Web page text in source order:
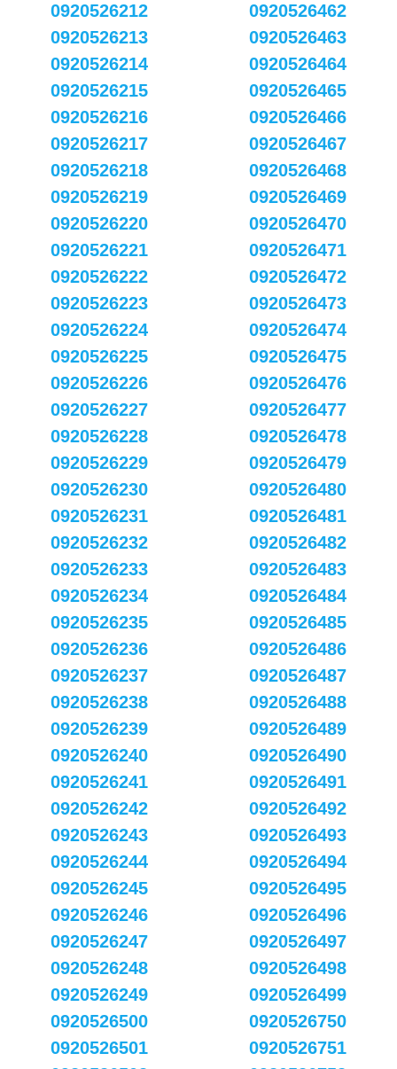
0920526212
0920526213
0920526214
0920526215
0920526216
0920526217
0920526218
0920526219
0920526220
0920526221
0920526222
0920526223
0920526224
0920526225
0920526226
0920526227
0920526228
0920526229
0920526230
0920526231
0920526232
0920526233
0920526234
0920526235
0920526236
0920526237
0920526238
0920526239
0920526240
0920526241
0920526242
0920526243
0920526244
0920526245
0920526246
0920526247
0920526248
0920526249
0920526462
0920526463
0920526464
0920526465
0920526466
0920526467
0920526468
0920526469
0920526470
0920526471
0920526472
0920526473
0920526474
0920526475
0920526476
0920526477
0920526478
0920526479
0920526480
0920526481
0920526482
0920526483
0920526484
0920526485
0920526486
0920526487
0920526488
0920526489
0920526490
0920526491
0920526492
0920526493
0920526494
0920526495
0920526496
0920526497
0920526498
0920526499
0920526500
0920526501
0920526750
0920526751